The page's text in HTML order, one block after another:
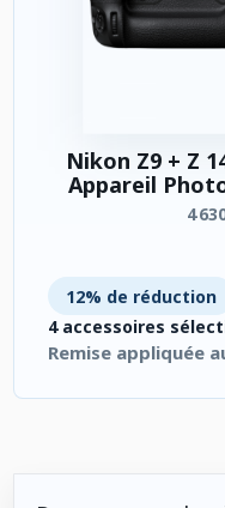
Nikon Z9 + Z
Appareil
4
12% de réduction
4 accessoires
Remise appliquée